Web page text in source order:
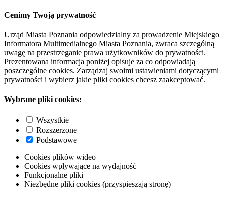
Cenimy Twoją prywatność
Urząd Miasta Poznania odpowiedzialny za prowadzenie Miejskiego
Informatora Multimedialnego Miasta Poznania, zwraca szczególną
uwagę na przestrzeganie prawa użytkowników do prywatności.
Prezentowana informacja poniżej opisuje za co odpowiadają
poszczególne cookies. Zarządzaj swoimi ustawieniami dotyczącymi
prywatności i wybierz jakie pliki cookies chcesz zaakceptować.
Wybrane pliki cookies:
Wszystkie
Rozszerzone
Podstawowe
Cookies plików wideo
Cookies wpływające na wydajność
Funkcjonalne pliki
Niezbędne pliki cookies (przyspieszają stronę)